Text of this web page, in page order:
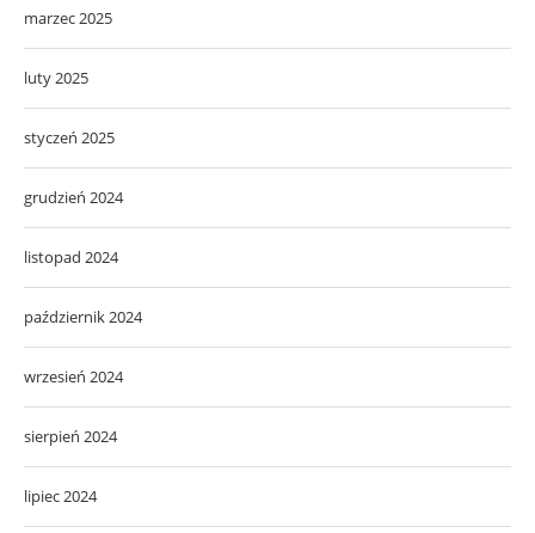
marzec 2025
luty 2025
styczeń 2025
grudzień 2024
listopad 2024
październik 2024
wrzesień 2024
sierpień 2024
lipiec 2024